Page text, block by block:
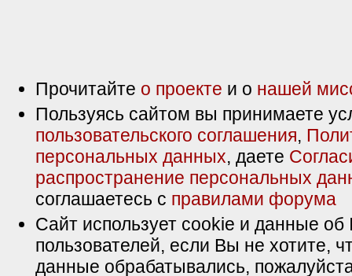
Прочитайте о проекте и о нашей
Пользуясь сайтом вы принимаете
пользовательского соглашения,
персональных данных, даете
распространение персональных
соглашаетесь с правилами форума
Сайт использует cookie и данные об
пользователей, если Вы не хотите,
данные обрабатывались,